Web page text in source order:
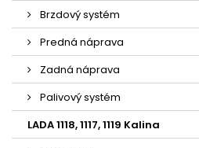
Brzdový systém
Predná náprava
Zadná náprava
Palivový systém
LADA 1118, 1117, 1119 Kalina